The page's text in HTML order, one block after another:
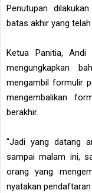
Penutupan
batas akhir yang
Ketua Panitia,
mengungkapkan
mengambil formulir
mengembalikan
berakhir.
"Jadi yang datang
sampai malam ini,
orang yang
nyatakan